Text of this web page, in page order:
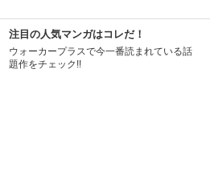
注目の人気マンガはコレだ！
ウォーカープラスで今一番読まれている話
題作をチェック!!